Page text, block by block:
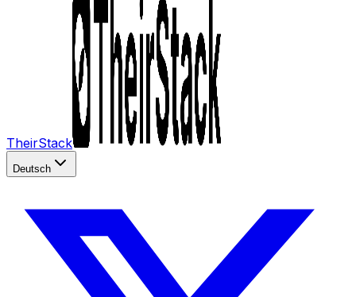
TheirStack
Deutsch